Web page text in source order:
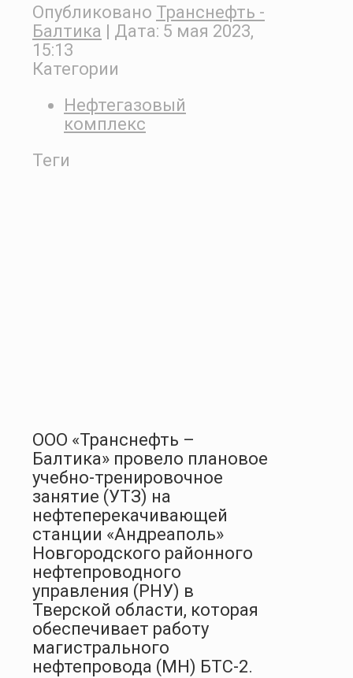
Опубликовано Транснефть -
Балтика
| Дата: 5 мая 2023,
15:13
Категории
Нефтегазовый
комплекс
Теги
ООО «Транснефть –
Балтика» провело плановое
учебно-тренировочное
занятие (УТЗ) на
нефтеперекачивающей
станции «Андреаполь»
Новгородского районного
нефтепроводного
управления (РНУ) в
Тверской области, которая
обеспечивает работу
магистрального
нефтепровода (МН) БТС-2.